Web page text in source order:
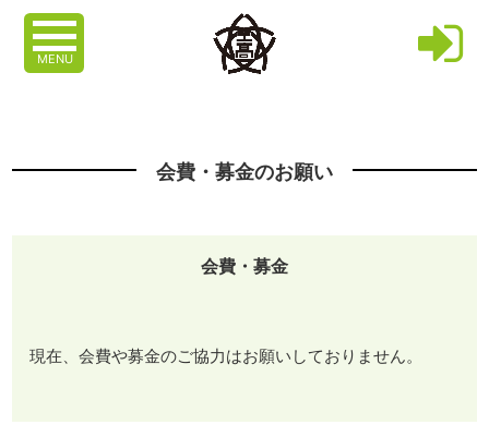
MENU
会費・募金のお願い
会費・募金
現在、会費や募金のご協力はお願いしておりません。